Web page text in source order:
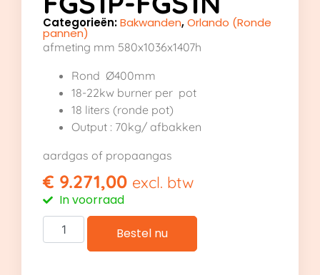
Categorieën:Bakwanden,Orlando (Ronde
pannen)
afmeting mm 580x1036x1407h
Rond Ø400mm
18-22kw burner per pot
18 liters (ronde pot)
Output : 70kg/ afbakken
aardgas of propaangas
€ 9.271,00 excl. btw
In voorraad
Bestel nu